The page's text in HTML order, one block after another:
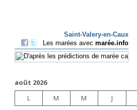
août 2026
L
M M J